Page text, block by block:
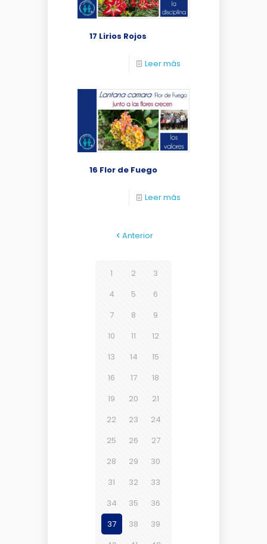
17 Lirios Rojos
Leer más
16 Flor de Fuego
Leer más
Anterior
1 2
3
4
5
6
7
8
9
10
11
12
13
14
15
16
17
18
19
20
21
22
23
24
25
26
27
28
29
30
31
32
33
34
35
36
37
38
39